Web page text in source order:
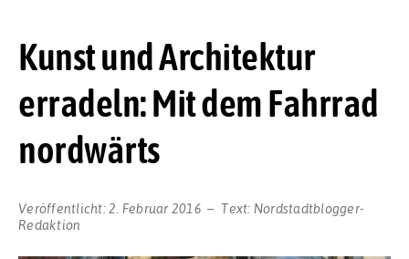
Kunst und Architektur
erradeln: Mit dem Fahrrad
nordwärts
Veröffentlicht:2. Februar 2016 Text: Nordstadtblogger-
Redaktion